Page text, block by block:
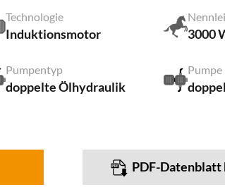
Technologie
Induktionsmotor 3000
Pumpentyp
doppelte Ölhydraulik
Pumpe
PDF-